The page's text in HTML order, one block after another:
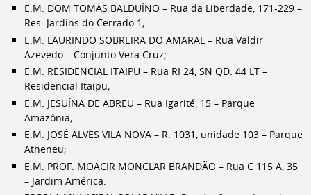
E.M. DOM TOMÁS BALDUÍNO – Rua da Liberdade, 171-229 –
Res. Jardins do Cerrado 1;
E.M. LAURINDO SOBREIRA DO AMARAL – Rua Valdir
Azevedo – Conjunto Vera Cruz;
E.M. RESIDENCIAL ITAIPU – Rua RI 24, SN QD. 44 LT –
Residencial Itaipu;
E.M. JESUÍNA DE ABREU – Rua Igarité, 15 – Parque
Amazônia;
E.M. JOSÉ ALVES VILA NOVA – R. 1031, unidade 103 – Parque
Atheneu;
E.M. PROF. MOACIR MONCLAR BRANDÃO – Rua C 115 A, 35
– Jardim América.